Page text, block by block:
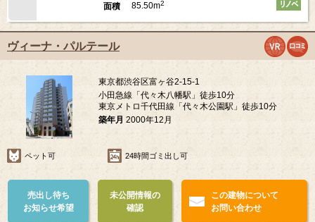
面積
85.50m2
ヴィーナ・パルテール
東京都渋谷区富ヶ谷2-15-1
小田急線「代々木八幡駅」徒歩10分
東京メトロ千代田線「代々木公園駅」徒歩10分
築年月 2000年12月
ペット可 24時間ゴミ出し可
売出し待ち
お知らせ希望
未公開情報の
確認
この建物について
お問い合わせ